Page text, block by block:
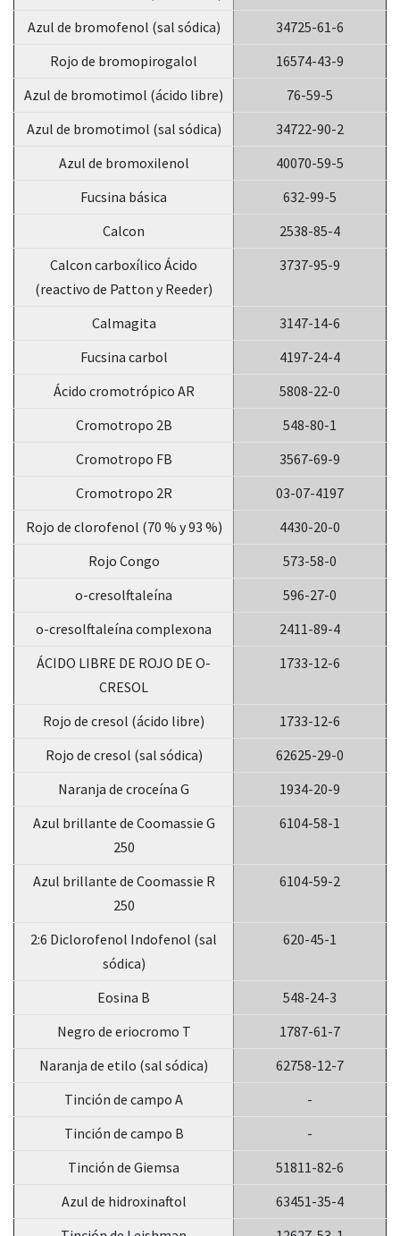
Azul de bromofenol (sal sódica)
34725-61-6
Rojo de bromopirogalol
16574-43-9
Azul de bromotimol (ácido libre)
76-59-5
Azul de bromotimol (sal sódica)
34722-90-2
Azul de bromoxilenol
40070-59-5
Fucsina básica
632-99-5
Calcon
2538-85-4
Calcon carboxílico Ácido
(reactivo de Patton y Reeder)
3737-95-9
Calmagita
3147-14-6
Fucsina carbol
4197-24-4
Ácido cromotrópico AR
5808-22-0
Cromotropo 2B
548-80-1
Cromotropo FB
3567-69-9
Cromotropo 2R
03-07-4197
Rojo de clorofenol (70 % y 93 %)
4430-20-0
Rojo Congo
573-58-0
o-cresolftaleína
596-27-0
o-cresolftaleína complexona
2411-89-4
ÁCIDO LIBRE DE ROJO DE O-
CRESOL
1733-12-6
Rojo de cresol (ácido libre)
1733-12-6
Rojo de cresol (sal sódica)
62625-29-0
Naranja de croceína G
1934-20-9
Azul brillante de Coomassie G
250
6104-58-1
Azul brillante de Coomassie R
250
6104-59-2
2:6 Diclorofenol Indofenol (sal
sódica)
620-45-1
Eosina B
548-24-3
Negro de eriocromo T
1787-61-7
Naranja de etilo (sal sódica)
62758-12-7
Tinción de campo A
-
Tinción de campo B
-
Tinción de Giemsa
51811-82-6
Azul de hidroxinaftol
63451-35-4